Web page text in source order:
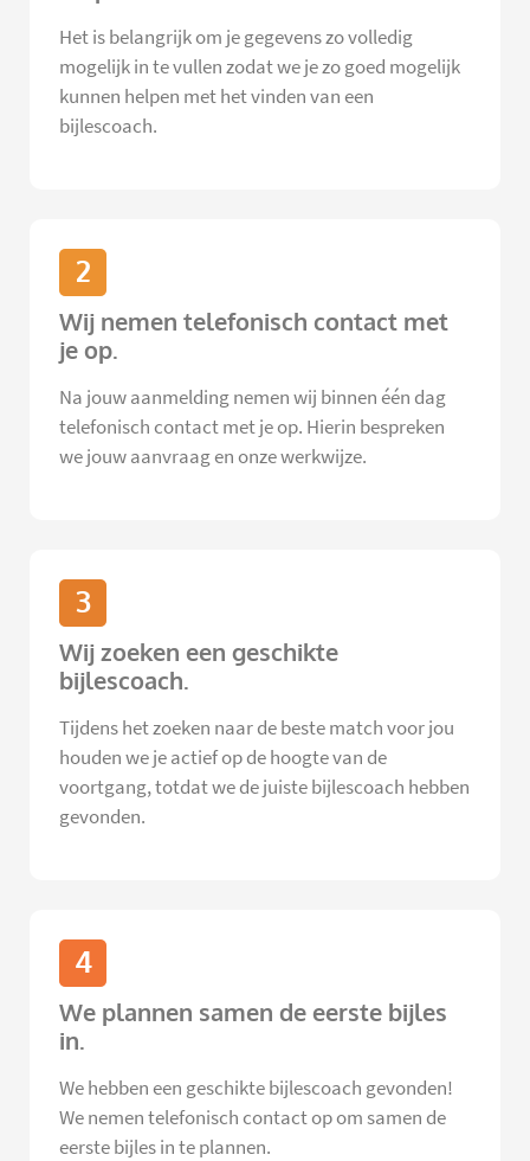
Het is belangrijk om je gegevens zo volledig
mogelijk in te vullen zodat we je zo goed mogelijk
kunnen helpen met het vinden van een
bijlescoach.
2
Wij nemen telefonisch contact met
je op.
Na jouw aanmelding nemen wij binnen één dag
telefonisch contact met je op. Hierin bespreken
we jouw aanvraag en onze werkwijze.
3
Wij zoeken een geschikte
bijlescoach.
Tijdens het zoeken naar de beste match voor jou
houden we je actief op de hoogte van de
voortgang, totdat we de juiste bijlescoach hebben
gevonden.
4
We plannen samen de eerste bijles
in.
We hebben een geschikte bijlescoach gevonden!
We nemen telefonisch contact op om samen de
eerste bijles in te plannen.